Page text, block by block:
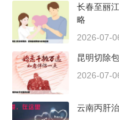
长春至丽
略
2026-07-
昆明切除
2026-07-
云南丙肝